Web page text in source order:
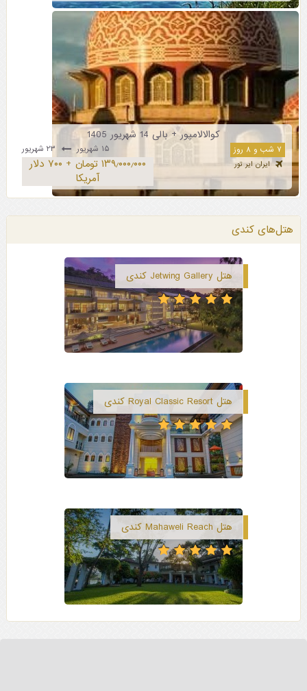
کوالالامپور + بالی 14 شهریور 1405
۷ شب و ۸ روز ۱۵ شهریور
ایران ایر تور
۱۳۹٫۰۰۰٫۰۰۰ تومان + ۷۰۰ دلار
آمریکا
هتل‌های کندی
هتل Jetwing Gallery کندی
هتل Royal Classic Resort کندی
هتل Mahaweli Reach کندی